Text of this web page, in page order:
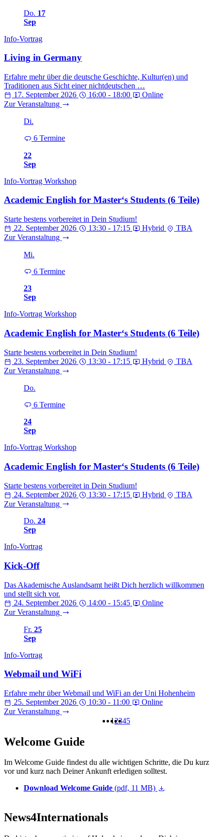
Do. 17
Sep
Info-Vortrag
Living in Germany
Erfahre mehr über die deutsche Geschichte, Kultur(en) und
Traditionen aus Sicht einer nichtdeutschen …
17. September 2026
16:00 - 18:00
Online
Zur Veranstaltung
Di.
6 Termine
22
Sep
Info-Vortrag Workshop
Academic English for Master‘s Students (6 Teile)
Starte bestens vorbereitet in Dein Studium!
22. September 2026
13:30 - 17:15 Hybrid
TBA
Zur Veranstaltung
Mi.
6 Termine
23
Sep
Info-Vortrag Workshop
Academic English for Master‘s Students (6 Teile)
Starte bestens vorbereitet in Dein Studium!
23. September 2026
13:30 - 17:15 Hybrid
TBA
Zur Veranstaltung
Do.
6 Termine
24
Sep
Info-Vortrag Workshop
Academic English for Master‘s Students (6 Teile)
Starte bestens vorbereitet in Dein Studium!
24. September 2026
13:30 - 17:15 Hybrid
TBA
Zur Veranstaltung
Do. 24
Sep
Info-Vortrag
Kick-Off
Das Akademische Auslandsamt heißt Dich herzlich willkommen
und stellt sich vor.
24. September 2026
14:00 - 15:45
Online
Zur Veranstaltung
Fr. 25
Sep
Info-Vortrag
Webmail und WiFi
Erfahre mehr über Webmail und WiFi an der Uni Hohenheim
25. September 2026
10:30 - 11:00
Online
Zur Veranstaltung
12345
Welcome Guide
Im Welcome Guide findest du alle wichtigen Schritte, die Du kurz
vor und kurz nach Deiner Ankunft erledigen solltest.
Download Welcome Guide (pdf, 11 MB)
News4Internationals